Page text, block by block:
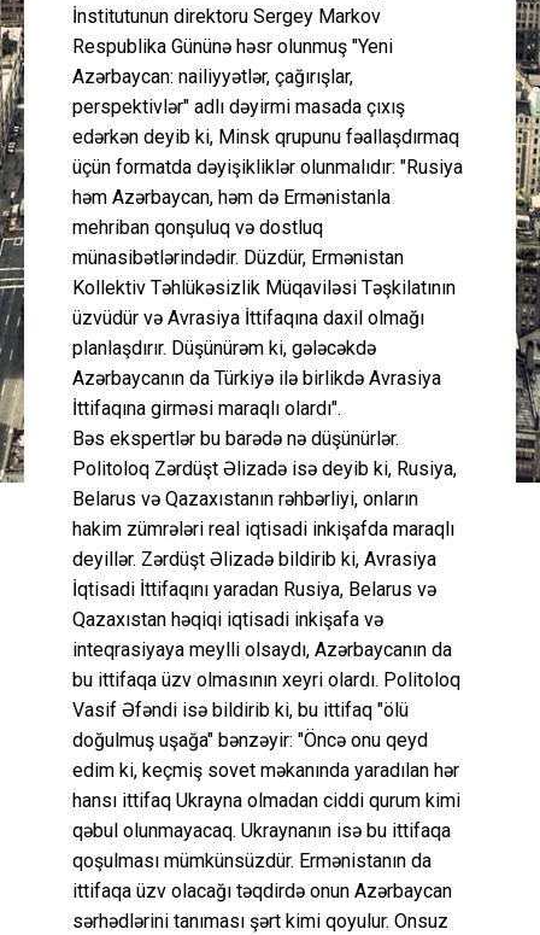
İnstitutunun direktoru Sergey Markov
Respublika Gününə həsr olunmuş "Yeni
Azərbaycan: nailiyyətlər, çağırışlar,
perspektivlər" adlı dəyirmi masada çıxış
edərkən deyib ki, Minsk qrupunu fəallaşdırmaq
üçün formatda dəyişikliklər olunmalıdır: "Rusiya
həm Azərbaycan, həm də Ermənistanla
mehriban qonşuluq və dostluq
münasibətlərindədir. Düzdür, Ermənistan
Kollektiv Təhlükəsizlik Müqaviləsi Təşkilatının
üzvüdür və Avrasiya İttifaqına daxil olmağı
planlaşdırır. Düşünürəm ki, gələcəkdə
Azərbaycanın da Türkiyə ilə birlikdə Avrasiya
İttifaqına girməsi maraqlı olardı".
Bəs ekspertlər bu barədə nə düşünürlər.
Politoloq Zərdüşt Əlizadə isə deyib ki, Rusiya,
Belarus və Qazaxıstanın rəhbərliyi, onların
hakim zümrələri real iqtisadi inkişafda maraqlı
deyillər. Zərdüşt Əlizadə bildirib ki, Avrasiya
İqtisadi İttifaqını yaradan Rusiya, Belarus və
Qazaxıstan həqiqi iqtisadi inkişafa və
inteqrasiyaya meylli olsaydı, Azərbaycanın da
bu ittifaqa üzv olmasının xeyri olardı. Politoloq
Vasif Əfəndi isə bildirib ki, bu ittifaq "ölü
doğulmuş uşağa" bənzəyir: "Öncə onu qeyd
edim ki, keçmiş sovet məkanında yaradılan hər
hansı ittifaq Ukrayna olmadan ciddi qurum kimi
qəbul olunmayacaq. Ukraynanın isə bu ittifaqa
qoşulması mümkünsüzdür. Ermənistanın da
ittifaqa üzv olacağı təqdirdə onun Azərbaycan
sərhədlərini tanıması şərt kimi qoyulur. Onsuz